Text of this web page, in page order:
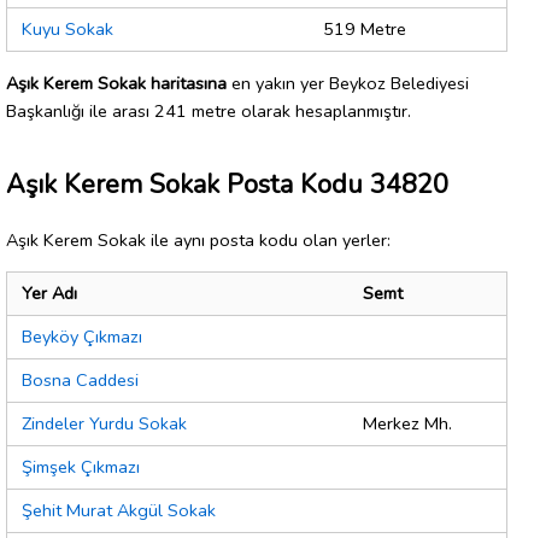
Kuyu Sokak
519 Metre
Aşık Kerem Sokak haritasına en yakın yer Beykoz Belediyesi
Başkanlığı ile arası 241 metre olarak hesaplanmıştır.
Aşık Kerem Sokak Posta Kodu 34820
Aşık Kerem Sokak ile aynı posta kodu olan yerler:
Yer Adı
Semt
Beyköy Çıkmazı
Bosna Caddesi
Zindeler Yurdu Sokak
Merkez Mh.
Şimşek Çıkmazı
Şehit Murat Akgül Sokak